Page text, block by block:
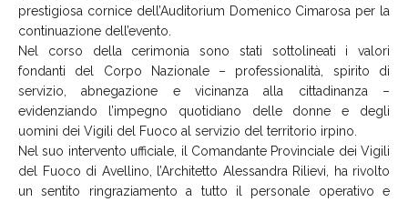
prestigiosa cornice dell’Auditorium Domenico Cimarosa per la
continuazione dell’evento.
Nel corso della cerimonia sono stati sottolineati i valori
fondanti del Corpo Nazionale – professionalità, spirito di
servizio, abnegazione e vicinanza alla cittadinanza –
evidenziando l’impegno quotidiano delle donne e degli
uomini dei Vigili del Fuoco al servizio del territorio irpino.
Nel suo intervento ufficiale, il Comandante Provinciale dei Vigili
del Fuoco di Avellino, l’Architetto Alessandra Rilievi, ha rivolto
un sentito ringraziamento a tutto il personale operativo e